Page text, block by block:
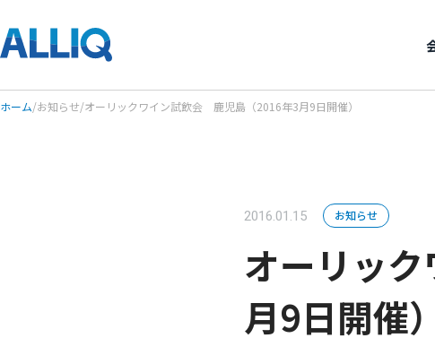
ホーム/お知らせ/オーリックワイン試飲会 鹿児島（2016年3月9日開催）
2016.01.15 お知らせ
オーリッ
月9日開催）